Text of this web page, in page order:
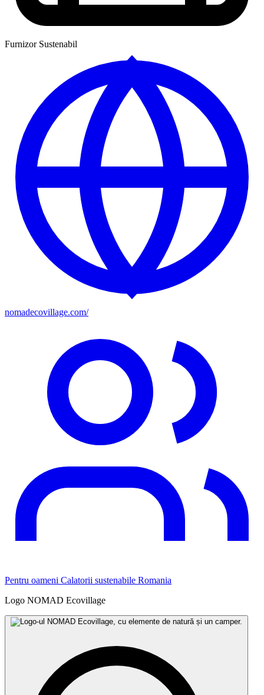
Furnizor Sustenabil
nomadecovillage.com/
Pentru oameni Calatorii sustenabile Romania
Logo NOMAD Ecovillage